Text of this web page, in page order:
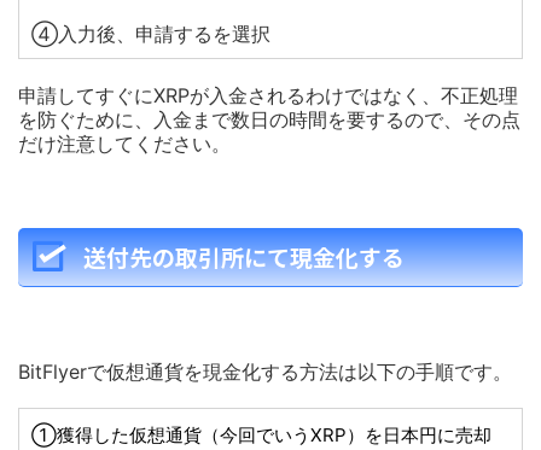
④入力後、申請するを選択
申請してすぐにXRPが入金されるわけではなく、不正処理
を防ぐために、入金まで数日の時間を要するので、その点
だけ注意してください。
送付先の取引所にて現金化する
BitFlyerで仮想通貨を現金化する方法は以下の手順です。
①獲得した仮想通貨（今回でいうXRP）を日本円に売却